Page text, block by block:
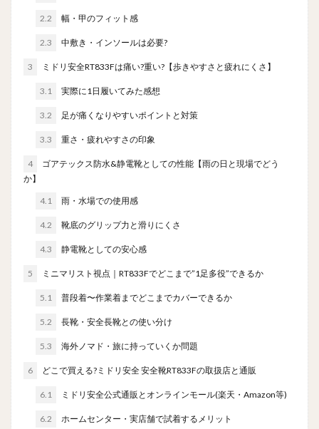
2.2 幅・甲のフィット感
2.3 中敷き・インソールは必要?
3 ミドリ安全RT833Fは痛い?重い?【歩きやすさと疲れにくさ】
3.1 実際に1日履いてみた感想
3.2 足が痛くなりやすいポイントと対策
3.3 重さ・疲れやすさの印象
4
ゴアテックス防水&静電靴としての性能【雨の日と現場でどう
か】
4.1 雨・水場での使用感
4.2 靴底のグリップ力と滑りにくさ
4.3 静電靴としての安心感
5 ミニマリスト視点｜RT833Fでどこまで”1足多役”できるか
5.1 普段着〜作業着までどこまでカバーできるか
5.2 長靴・安全長靴との使い分け
5.3 海外ノマド・旅に持っていくか問題
6 どこで買える?ミドリ安全 安全靴RT833Fの取扱店と通販
6.1 ミドリ安全公式通販とオンラインモール(楽天・Amazon等)
6.2 ホームセンター・実店舗で試着するメリット